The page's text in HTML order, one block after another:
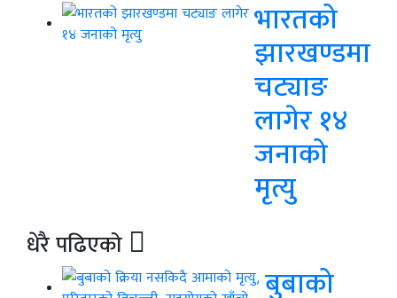
भारतको
झारखण्डमा
चट्याङ
लागेर १४
जनाको
मृत्यु
धेरै पढिएको
बुबाको